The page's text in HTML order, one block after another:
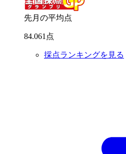
先月の平均点
84.061 点
採点ランキングを見る